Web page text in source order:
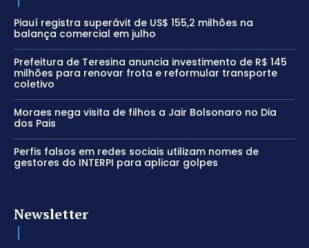
Piauí registra superávit de US$ 155,2 milhões na
balança comercial em julho
Prefeitura de Teresina anuncia investimento de R$ 145
milhões para renovar frota e reformular transporte
coletivo
Moraes nega visita de filhos a Jair Bolsonaro no Dia
dos Pais
Perfis falsos em redes sociais utilizam nomes de
gestores do INTERPI para aplicar golpes
Newsletter